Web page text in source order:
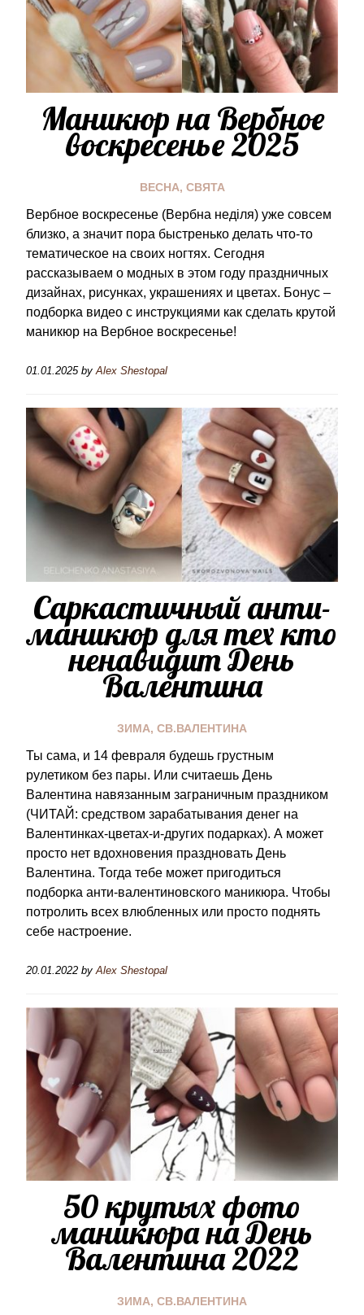
Маникюр на Вербное
воскресенье 2025
ВЕСНА, СВЯТА
Вербное воскресенье (Вербна неділя) уже совсем
близко, а значит пора быстренько делать что-то
тематическое на своих ногтях. Сегодня
рассказываем о модных в этом году праздничных
дизайнах, рисунках, украшениях и цветах. Бонус –
подборка видео с инструкциями как сделать крутой
маникюр на Вербное воскресенье!
01.01.2025byAlex Shestopal
Саркастичный анти-
маникюр для тех кто
ненавидит День
Валентина
ЗИМА, СВ.ВАЛЕНТИНА
Ты сама, и 14 февраля будешь грустным
рулетиком без пары. Или считаешь День
Валентина навязанным заграничным праздником
(ЧИТАЙ: средством зарабатывания денег на
Валентинках-цветах-и-других подарках). А может
просто нет вдохновения праздновать День
Валентина. Тогда тебе может пригодиться
подборка анти-валентиновского маникюра. Чтобы
потролить всех влюбленных или просто поднять
себе настроение.
20.01.2022 by Alex Shestopal
50 крутых фото
маникюра на День
Валентина 2022
ЗИМА, СВ.ВАЛЕНТИНА